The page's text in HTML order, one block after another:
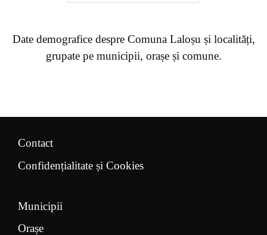
Date demografice despre Comuna Laloșu și localități,
grupate pe municipii, orașe și comune.
Contact
Confidențialitate și Cookies
Municipii
Orașe